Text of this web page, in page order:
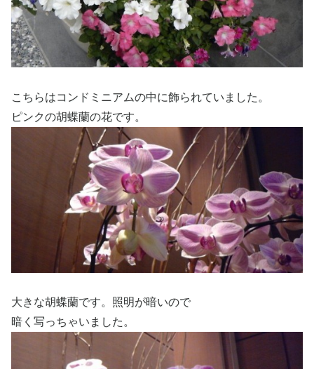
こちらはコンドミニアムの中に飾られていました。
ピンクの胡蝶蘭の花です。
大きな胡蝶蘭です。照明が暗いので
暗く写っちゃいました。